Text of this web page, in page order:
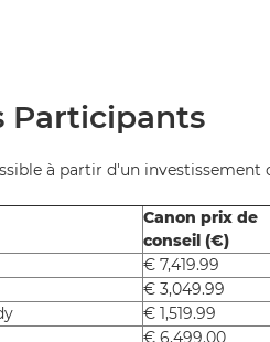
Participants
à partir d'un investissement
Canon prix de
conseil (€)
€ 7,419.99
€ 3,049.99
€ 1,519.99
€ 6,499.00